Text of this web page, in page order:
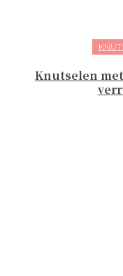
Knutselen